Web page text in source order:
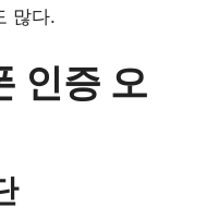
많다.
인증 오